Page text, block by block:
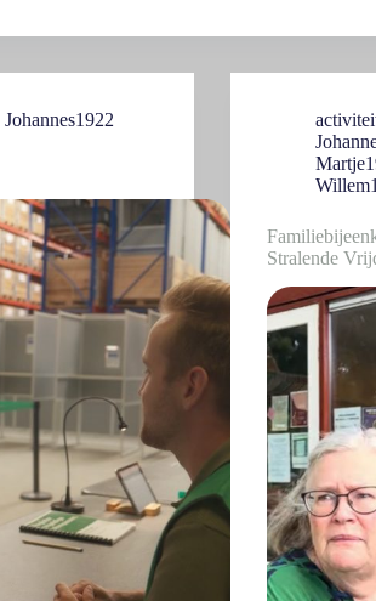
Johannes1922
Stralende